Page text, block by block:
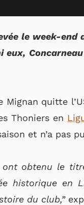
le week-
quitte
Thoniers en
et n’a pas
ont obtenu le
historique
du club,”